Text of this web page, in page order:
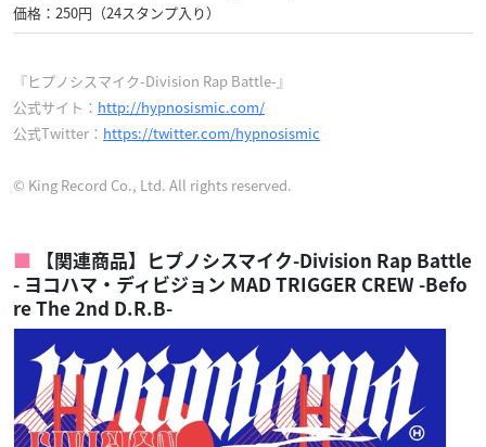
価格：250円（24スタンプ入り）
『ヒプノシスマイク-Division Rap Battle-』
公式サイト： http://hypnosismic.com/
公式Twitter： https://twitter.com/hypnosismic
© King Record Co., Ltd. All rights reserved.
【関連商品】ヒプノシスマイク-Division Rap Battle
- ヨコハマ・ディビジョン MAD TRIGGER CREW -Befo
re The 2nd D.R.B-